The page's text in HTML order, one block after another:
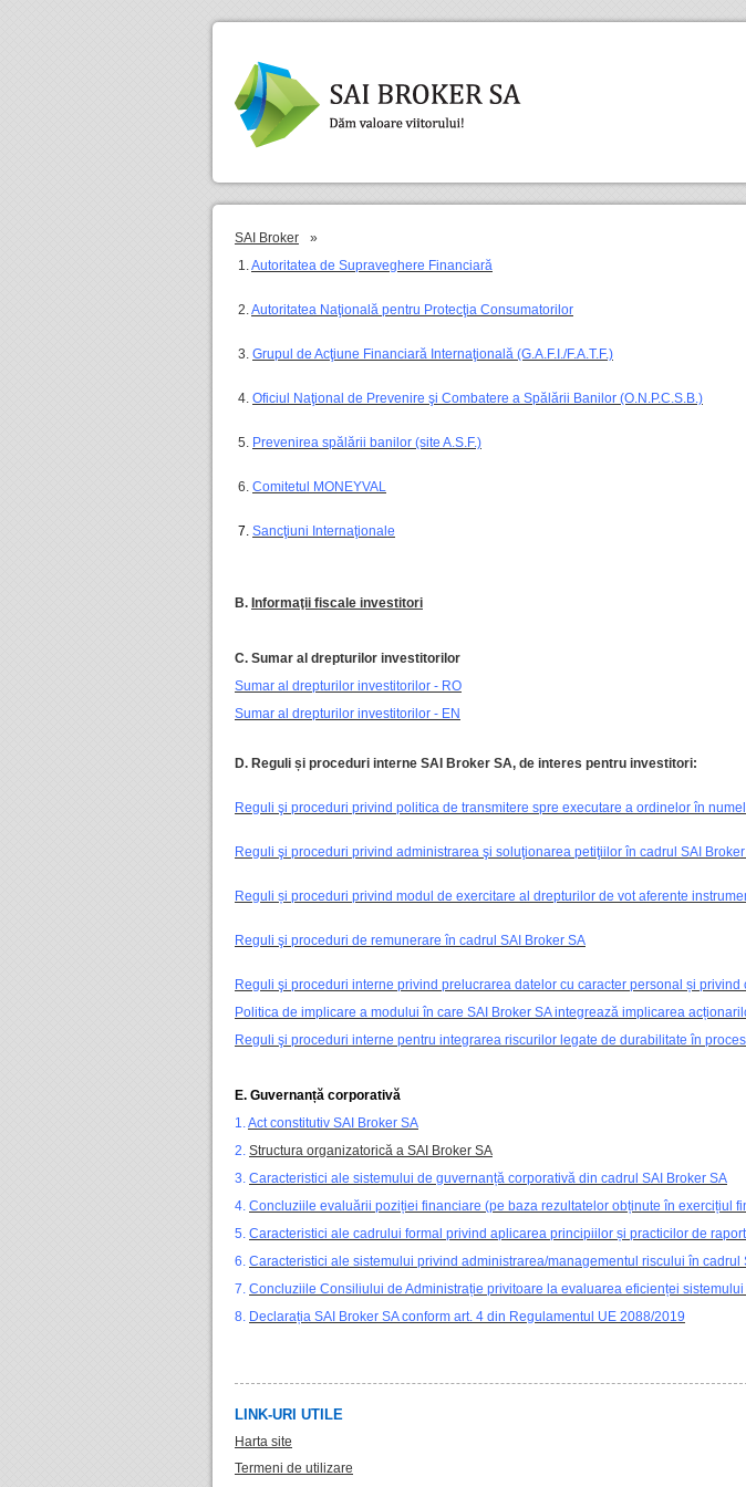
SAI Broker
»
1.Autoritatea de Supraveghere Financiară
2.Autoritatea Naţională pentru Protecţia Consumatorilor
3. Grupul de Acţiune Financiară Internaţională (G.A.F.I./F.A.T.F.)
4. Oficiul Naţional de Prevenire şi Combatere a Spălării Banilor (O.N.P.C.S.B.)
5. Prevenirea spălării banilor (site A.S.F.)
6. Comitetul MONEYVAL
7. Sancţiuni Internaţionale
B. Informaţii fiscale investitori
C. Sumar al drepturilor investitorilor
Sumar al drepturilor investitorilor - RO
Sumar al drepturilor investitorilor - EN
D. Reguli și proceduri interne SAI Broker SA, de interes pentru investitori:
Reguli şi proceduri privind politica de transmitere spre executare a ordinelor în
Reguli şi proceduri privind administrarea şi soluţionarea petiţiilor în cadrul SAI
Reguli și proceduri privind modul de exercitare al drepturilor de vot aferente
Reguli şi proceduri de remunerare în cadrul SAI Broker SA
Reguli şi proceduri interne privind prelucrarea datelor cu caracter personal și
Politica de implicare a modului în care SAI Broker SA integrează implicarea
Reguli şi proceduri interne pentru integrarea riscurilor legate de durabilitate în
E. Guvernanță corporativă
1.Act constitutiv SAI Broker SA
2. Structura organizatorică a SAI Broker SA
3. Caracteristici ale sistemului de guvernanță corporativă din cadrul SAI Broker SA
4. Concluziile evaluării poziției financiare (pe baza rezultatelor obținute în exercițiul
5. Caracteristici ale cadrului formal privind aplicarea principiilor și practicilor de
6. Caracteristici ale sistemului privind administrarea/managementul riscului în cadrul
7. Concluziile Consiliului de Administrație privitoare la evaluarea eficienței
8. Declarația SAI Broker SA conform art. 4 din Regulamentul UE 2088/2019
LINK-URI UTILE
Harta site
Termeni de utilizare